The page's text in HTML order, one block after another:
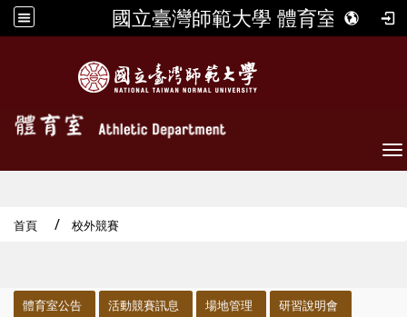
國立臺灣師範大學 體育室
首頁 校外競賽
體育室公告 活動競賽訊息 場地管理 研習說明會